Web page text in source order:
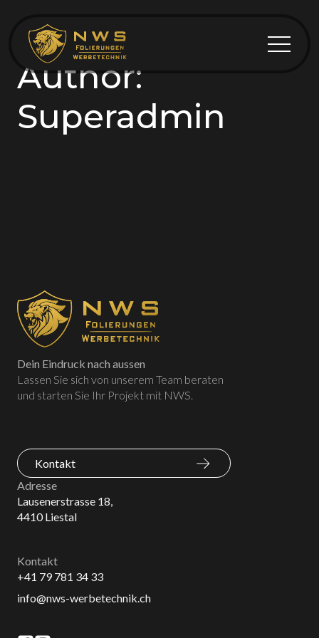
Author:
Superadmin
Dein Eindruck nach aussen
Lassen Sie sich von unserem Team beraten
und starten Sie Ihr Projekt mit NWS.
Kontakt
Adresse
Lausenerstrasse 18,
4410 Liestal
Kontakt
+41 79 781 34 33
info@nws-werbetechnik.ch